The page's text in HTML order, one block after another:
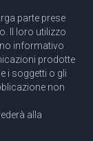
parte prese
Il loro utilizzo
informativo
prodotte
i soggetti o gli
non
alla